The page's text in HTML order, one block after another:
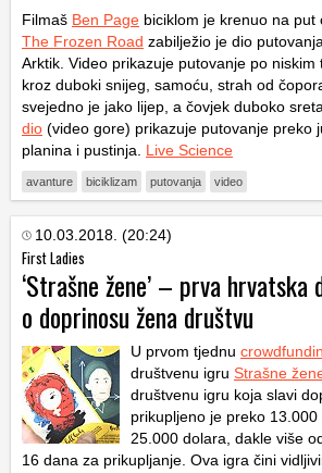
Filmaš Ben Page biciklom je krenuo na put
The Frozen Road zabilježio je dio
Arktik. Video prikazuje putovanje po
kroz duboki snijeg, samoću, strah od
svejedno je jako lijep, a čovjek duboko
dio (video gore) prikazuje putovanje preko
planina i pustinja. Live Science
avanture biciklizam putovanja video
10.03.2018. (20:24)
First Ladies
‘Strašne žene’ – prva
o doprinosu žena društvu
U prvom tjednu
društvenu igru Strašne
društvenu igru koja slavi
prikupljeno je preko
25.000 dolara, dakle više
16 dana za prikupljanje. Ova igra čini